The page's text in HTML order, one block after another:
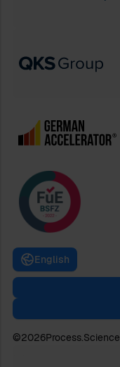
English
©2026Process.Science